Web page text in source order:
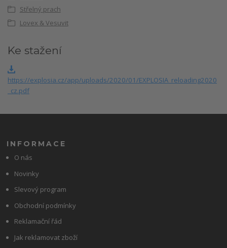
Střelný prach
Lovex & Vesuvit
Ke stažení
https://explosia.cz/app/uploads/2020/01/EXPLOSIA_reloading2020
_cz.pdf
INFORMACE
O nás
Novinky
Slevový program
Obchodní podmínky
Reklamační řád
Jak reklamovat zboží